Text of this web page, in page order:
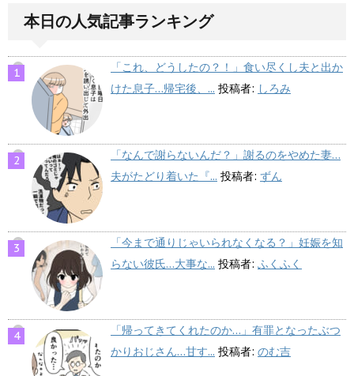
本日の人気記事ランキング
「これ、どうしたの？！」食い尽くし夫と出か
けた息子…帰宅後、... 投稿者: しろみ
「なんで謝らないんだ？」謝るのをやめた妻…
夫がたどり着いた『... 投稿者: ずん
「今まで通りじゃいられなくなる？」妊娠を知
らない彼氏…大事な... 投稿者: ふくふく
「帰ってきてくれたのか…」有罪となったぶつ
かりおじさん…甘す... 投稿者: のむ吉